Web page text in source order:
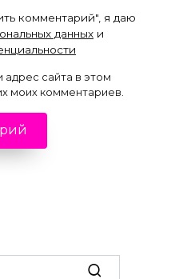
комментарий", я даю
данных и
адрес сайта в этом
моих комментариев.